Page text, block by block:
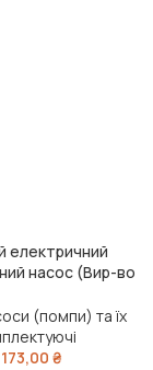
електричний
насос (Вир-во
(помпи) та їх
₴